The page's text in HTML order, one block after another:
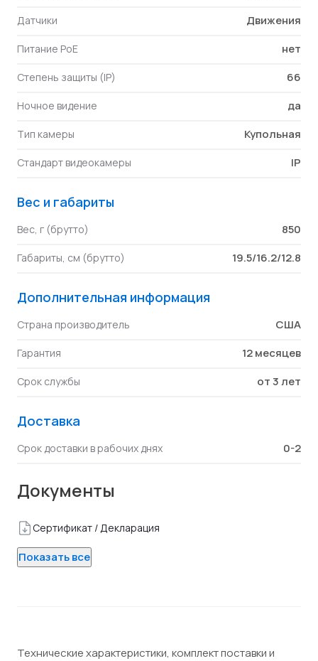
Датчики Движения
Питание PoE нет
Степень защиты (IP) 66
Ночное видение да
Тип камеры Купольная
Стандарт видеокамеры IP
Вес и габариты
Вес, г (брутто) 850
Габариты, см (брутто) 19.5/16.2/12.8
Дополнительная информация
Страна производитель США
Гарантия 12 месяцев
Срок службы от 3 лет
Доставка
Срок доставки в рабочих днях 0-2
Документы
Сертификат / Декларация
Показать все
Технические характеристики, комплект поставки и